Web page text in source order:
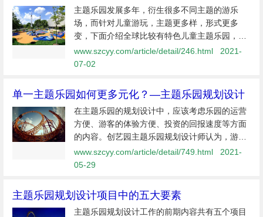
设计
主题乐园发展多年，衍生很多不同主题的游乐
场，而针对儿童游玩，主题更多样，形式更多
变，下面介绍全球比较有特色儿童主题乐园，或
许可以为您的亲子业态项目带来启发。
www.szcyy.com/article/detail/246.html
2021-
07-02
单一主题乐园如何更多元化？—主题乐园规划设计
在主题乐园的规划设计中，应该考虑乐园的运营
方便、游客的体验方便、投资的回报速度等方面
的内容。创艺园主题乐园规划设计师认为，游客
体验的规划设计对乐园的成败具有至关重要的作
用。对于如何进行游客体验设计，创艺园推出“五
www.szcyy.com/article/detail/749.html
2021-
05-29
主题乐园规划设计项目中的五大要素
主题乐园规划设计工作的前期内容共有五个项目